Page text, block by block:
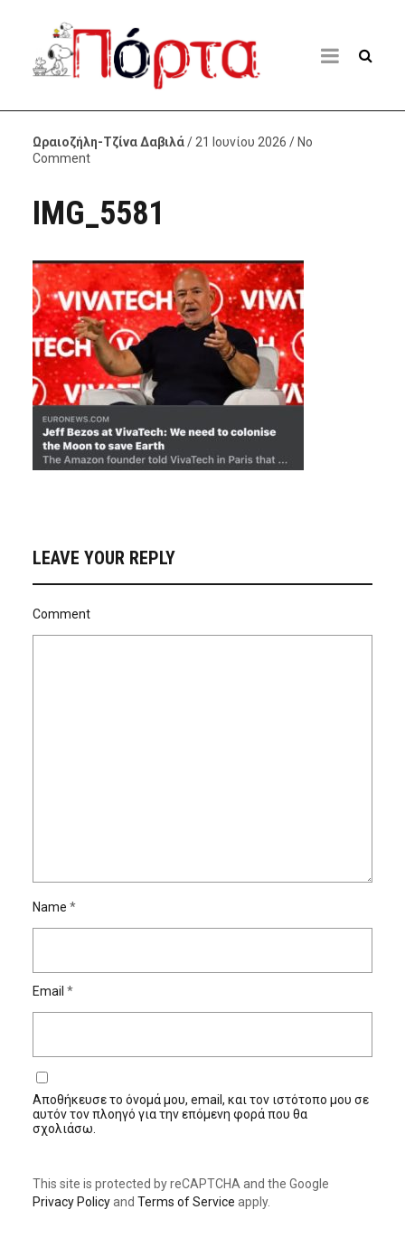
Ωραιοζήλη-Τζίνα Δαβιλά/ 21 Ιουνίου 2026 / No
Comment
IMG_5581
LEAVE YOUR REPLY
Comment
Name *
Email *
Αποθήκευσε το όνομά μου, email, και τον ιστότοπο μου σε
αυτόν τον πλοηγό για την επόμενη φορά που θα
σχολιάσω.
This site is protected by reCAPTCHA and the Google
Privacy Policyand Terms of Service apply.